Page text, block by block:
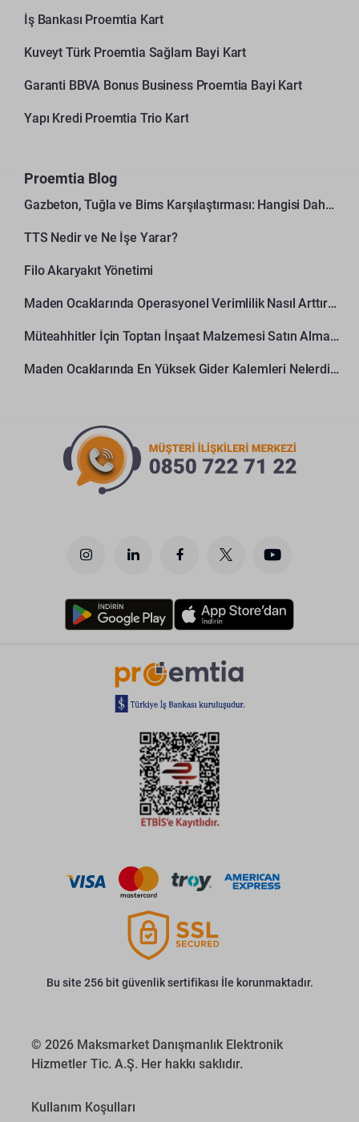
İş Bankası Proemtia Kart
Kuveyt Türk Proemtia Sağlam Bayi Kart
Garanti BBVA Bonus Business Proemtia Bayi Kart
Yapı Kredi Proemtia Trio Kart
Proemtia Blog
Gazbeton, Tuğla ve Bims Karşılaştırması: Hangisi Daha Avantajlı?
TTS Nedir ve Ne İşe Yarar?
Filo Akaryakıt Yönetimi
Maden Ocaklarında Operasyonel Verimlilik Nasıl Arttırılır?
Müteahhitler İçin Toptan İnşaat Malzemesi Satın Alma Rehberi
Maden Ocaklarında En Yüksek Gider Kalemleri Nelerdir?
Bu site 256 bit güvenlik sertifikası İle korunmaktadır.
© 2026 Maksmarket Danışmanlık Elektronik
Hizmetler Tic. A.Ş. Her hakkı saklıdır.
Kullanım Koşulları